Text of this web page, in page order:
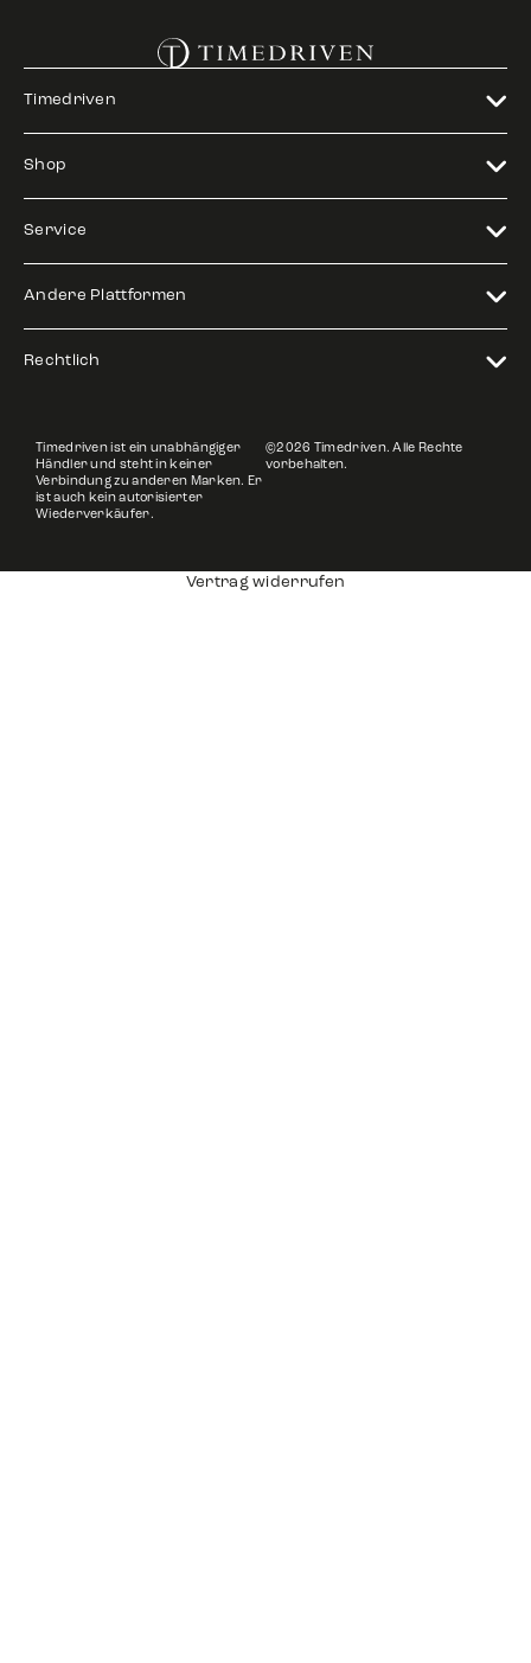
Timedriven
Shop
Service
Andere Plattformen
Rechtlich
Timedriven ist ein unabhängiger
Händler und steht in keiner
Verbindung zu anderen Marken. Er
ist auch kein autorisierter
Wiederverkäufer.
©2026 Timedriven. Alle Rechte
vorbehalten.
Vertrag widerrufen